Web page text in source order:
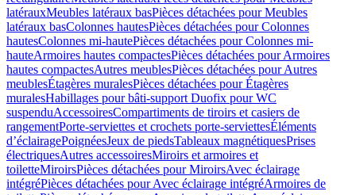
latérauxMeubles latéraux basPièces détachées pour Meubles
latéraux basColonnes hautesPièces détachées pour Colonnes
hautesColonnes mi-hautePièces détachées pour Colonnes mi-
hauteArmoires hautes compactesPièces détachées pour Armoires
hautes compactesAutres meublesPièces détachées pour Autres
meublesÉtagères muralesPièces détachées pour Étagères
muralesHabillages pour bâti-support Duofix pour WC
suspenduAccessoiresCompartiments de tiroirs et casiers de
rangementPorte-serviettes et crochets porte-serviettesÉléments
d’éclairagePoignéesJeux de piedsTableaux magnétiquesPrises
électriquesAutres accessoiresMiroirs et armoires et
toiletteMiroirsPièces détachées pour MiroirsAvec éclairage
intégréPièces détachées pour Avec éclairage intégréArmoires de